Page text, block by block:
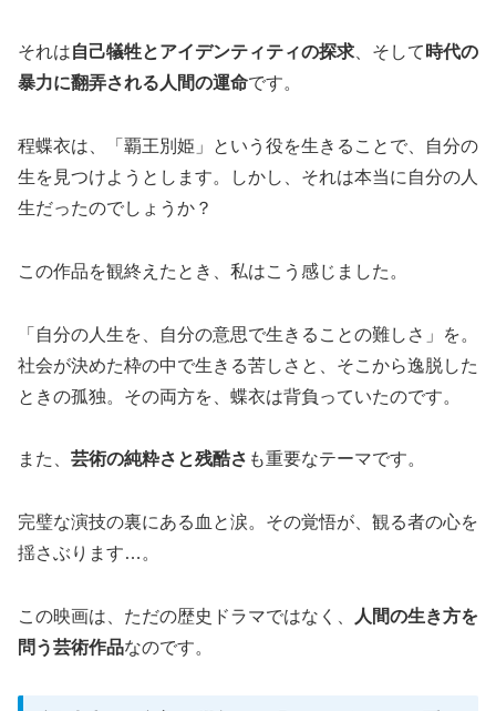
それは自己犠牲とアイデンティティの探求 、そして 時代の
暴力に翻弄される人間の運命です。
程蝶衣は、「覇王別姫」という役を生きることで、自分の
生を見つけようとします。しかし、それは本当に自分の人
生だったのでしょうか？
この作品を観終えたとき、私はこう感じました。
「自分の人生を、自分の意思で生きることの難しさ」を。
社会が決めた枠の中で生きる苦しさと、そこから逸脱した
ときの孤独。その両方を、蝶衣は背負っていたのです。
また、 芸術の純粋さと残酷さ も重要なテーマです。
完璧な演技の裏にある血と涙。その覚悟が、観る者の心を
揺さぶります…。
この映画は、ただの歴史ドラマではなく、
人間の生き方を
問う芸術作品なのです。